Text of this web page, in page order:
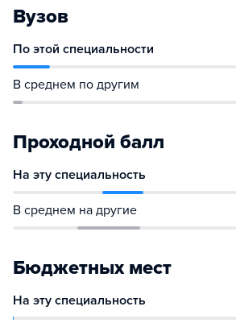
Вузов
По этой специальности
В среднем по другим
Проходной балл
На эту специальность
В среднем на другие
Бюджетных мест
На эту специальность